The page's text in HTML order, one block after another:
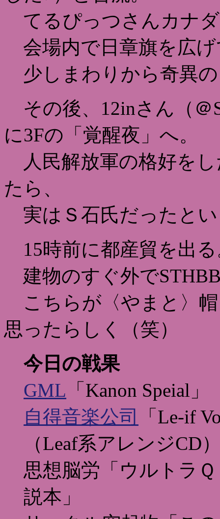
てるぴっつさんカナ
会場内で日章旗を広げ
少しまわりから奇異
その後、12inさん（＠
に3Fの「覚醒夜」へ。
人民解放軍の格好を
たら、
実はＳ石氏だったと
15時前に都産貿を出
建物のすぐ外で
こちらが〈やまと〉
思ったらしく（笑）
今日の戦果
GML 「Kanon Speial
自得音楽公司
「Le-if
（Leaf系アレンジCD
思想脳労「ウルトラ
説本」